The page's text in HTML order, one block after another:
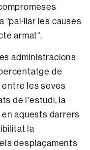
les causes
armat".
administracions
de
entre les seves
de l'estudi, la
aquests darrers
la
desplaçaments